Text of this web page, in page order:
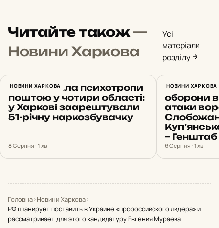
Читайте також—
Новини Харкова
Усі
матеріали
розділу
НОВИНИ ХАРКОВА
Відправляла психотропи
поштою у чотири області:
у Харкові заарештували
51-річну наркозбувачку
8 Серпня · 1 хв
НОВИНИ ХАРКОВА
23
оборони
атаки
–
6 Серпня · 1 хв
Головна›Новини Харкова›
РФ планирует поставить в Украине «пророссийского лидера» и
рассматривает для этого кандидатуру Евгения Мураева